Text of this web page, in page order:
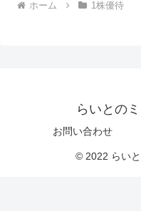
ホーム 1株優待
らいとの
お問い合わせ
© 2022 らい